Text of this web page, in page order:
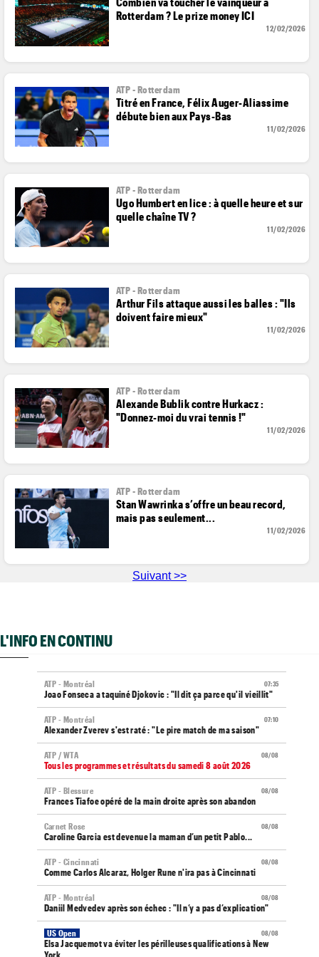
Rotterdam ? Le prize money ICI
12/02/2026
ATP - Rotterdam
Titré en France, Félix Auger-Aliassime
débute bien aux Pays-Bas
11/02/2026
ATP - Rotterdam
Ugo Humbert en lice : à quelle heure et sur
quelle chaîne TV ?
11/02/2026
ATP - Rotterdam
Arthur Fils attaque aussi les balles : "Ils
doivent faire mieux"
11/02/2026
ATP - Rotterdam
Alexande Bublik contre Hurkacz :
"Donnez-moi du vrai tennis !"
11/02/2026
ATP - Rotterdam
Stan Wawrinka s’offre un beau record,
mais pas seulement...
11/02/2026
Suivant >>
L'INFO EN CONTINU
07:35
ATP - Montréal
Joao Fonseca a taquiné Djokovic : "Il dit ça parce qu'il vieillit"
07:10
ATP - Montréal
Alexander Zverev s'est raté : "Le pire match de ma saison"
08/08
ATP / WTA
Tous les programmes et résultats du samedi 8 août 2026
08/08
ATP - Blessure
Frances Tiafoe opéré de la main droite après son abandon
08/08
Carnet Rose
Caroline Garcia est devenue la maman d’un petit Pablo...
08/08
ATP - Cincinnati
Comme Carlos Alcaraz, Holger Rune n'ira pas à Cincinnati
08/08
ATP - Montréal
Daniil Medvedev après son échec : "Il n’y a pas d’explication"
08/08
US Open
Elsa Jacquemot va éviter les périlleuses qualifications à New